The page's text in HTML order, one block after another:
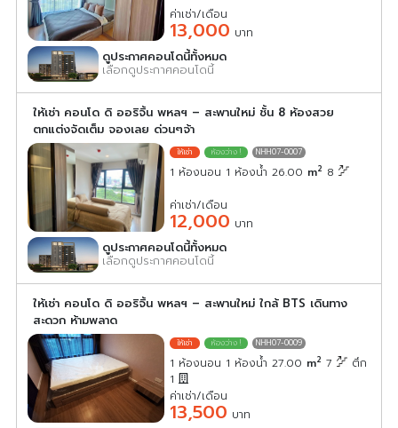
ค่าเช่า/เดือน
13,000 บาท
ดูประกาศคอนโดนี้ทั้งหมด
เลือกดูประกาศคอนโดนี้
ให้เช่า คอนโด ดิ ออริจิ้น พหลฯ – สะพานใหม่ ชั้น 8 ห้องสวย
ตกแต่งจัดเต็ม จองเลย ด่วนๆจ้า
NHH07-0007
1 ห้องนอน 1 ห้องน้ำ 26.00 m2 8
ค่าเช่า/เดือน
12,000 บาท
ดูประกาศคอนโดนี้ทั้งหมด
เลือกดูประกาศคอนโดนี้
ให้เช่า คอนโด ดิ ออริจิ้น พหลฯ – สะพานใหม่ ใกล้ BTS เดินทาง
สะดวก ห้ามพลาด
NHH07-0009
1 ห้องนอน 1 ห้องน้ำ 27.00 m2 7
ตึก
1
ค่าเช่า/เดือน
13,500 บาท